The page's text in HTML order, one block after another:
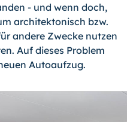
- und wenn doch,
architektonisch bzw.
andere Zwecke nutzen
Auf dieses Problem
Autoaufzug.